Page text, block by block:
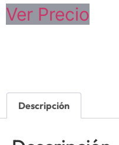
Ver Precio
Descripción